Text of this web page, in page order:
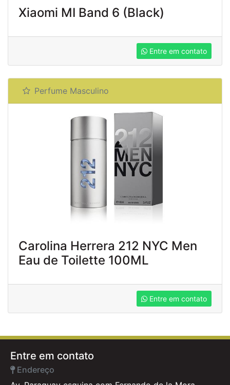
Xiaomi MI Band 6 (Black)
Entre em contato
Perfume Masculino
Carolina Herrera 212 NYC Men
Eau de Toilette 100ML
Entre em contato
Entre em contato
Endereço